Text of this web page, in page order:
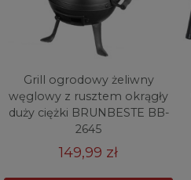
Grill ogrodowy żeliwny
węglowy z rusztem okrągły
duży ciężki BRUNBESTE BB-
2645
149,99 zł